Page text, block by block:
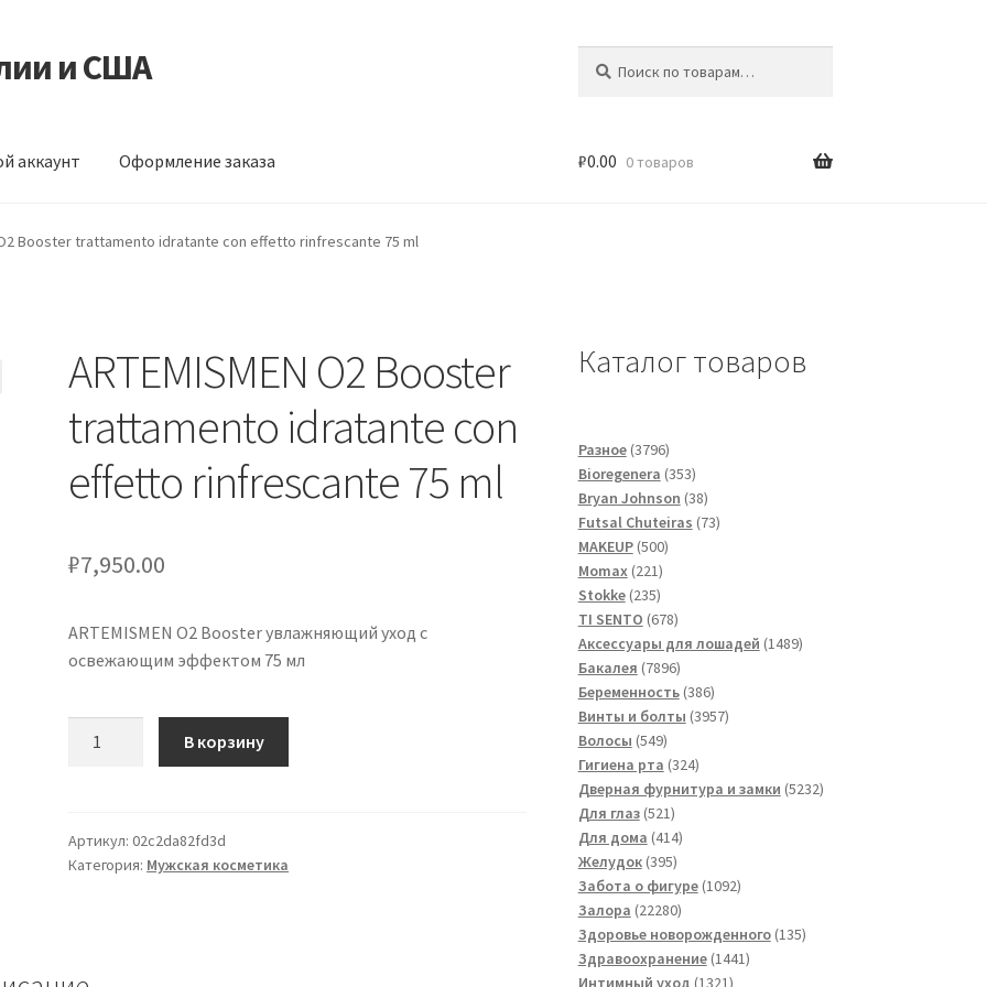
и США
аккаунт Оформление заказа
заказа
₽0.00 0 товаров
O2 Booster trattamento idratante con effetto rinfrescante 75 ml
ARTEMISMEN O2 Booster
trattamento idratante con
effetto rinfrescante 75 ml
₽7,950.00
ARTEMISMEN O2 Booster увлажняющий уход с
освежающим эффектом 75 мл
Booster
trattamento
rinfrescante
В корзину
Артикул:02c2da82fd3d
Категория: Мужская косметика
Каталог товаров
Разное 37963796
товаров
Bioregenera 353353
товара
Bryan Johnson 3838
товаров
Futsal Сhuteiras 7373
MAKEUP 500500
Momax 221221
товар
Stokke 235235
товаров
TI SENTO 678678
товаров
Аксессуары для лошадей 14891489
Бакалея 78967896
товаров
Беременность 386386
товаров
Винты и болты 39573957
Волосы 549549
товаров
Гигиена рта 324324
товара
Дверная фурнитура и замки 52325232
Для глаз 521521
товар
Для дома 414414
Желудок 395395
товаров
Забота о фигуре 10921092
Залора 2228022280
товаров
Здоровье новорожденного 135135
Здравоохранение 14411441
Интимный уход 13211321